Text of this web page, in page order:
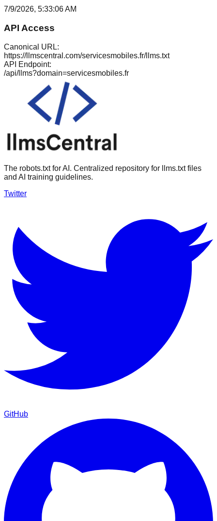
7/9/2026, 5:33:06 AM
API Access
Canonical URL:
https://llmscentral.com/servicesmobiles.fr/llms.txt
API Endpoint:
/api/llms?domain=servicesmobiles.fr
The robots.txt for AI. Centralized repository for llms.txt files
and AI training guidelines.
Twitter
GitHub